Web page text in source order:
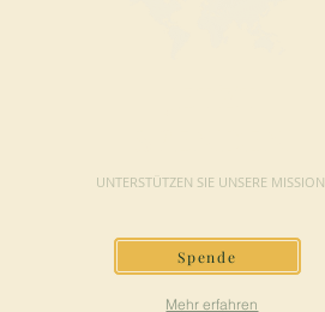
UNTERSTÜTZEN SIE UNSERE MISSION
Spende
Mehr erfahren